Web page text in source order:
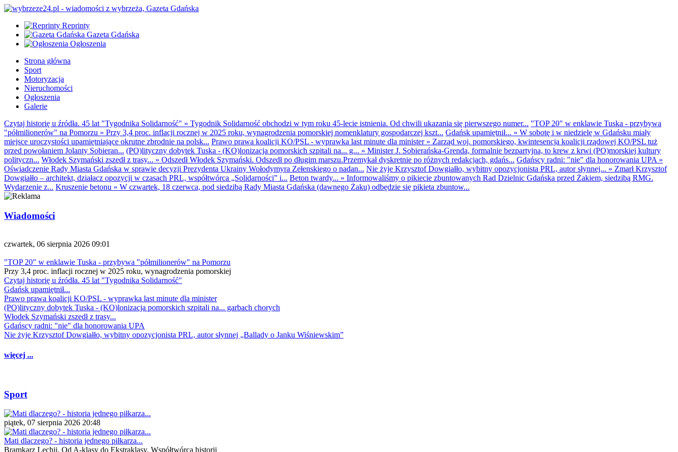
Reprinty
Gazeta Gdańska
Ogłoszenia
Strona główna
Sport
Motoryzacja
Nieruchomości
Ogłoszenia
Galerie
Czytaj historię u źródła. 45 lat "Tygodnika Solidarność" » Tygodnik Solidarność obchodzi w tym roku 45-lecie istnienia. Od chwili ukazania się pierwszego numer... "TOP 20" w enklawie Tuska - przybywa
"półmilionerów" na Pomorzu » Przy 3,4 proc. inflacji rocznej w 2025 roku, wynagrodzenia pomorskiej nomenklatury gospodarczej kszt... Gdańsk upamiętnił... » W sobotę i w niedzielę w Gdańsku miały
miejsce uroczystości upamiętniające okrutne zbrodnie na polsk... Prawo prawa koalicji KO/PSL - wyprawka last minute dla minister» Zarząd woj. pomorskiego, kwintesencja koalicji rządowej KO/PSL tuż
przed powołaniem Jolanty Sobieran... (PO)lityczny dobytek Tuska - (KO)lonizacja pomorskich szpitali na... g... » Minister J. Sobierańska-Grenda, formalnie bezpartyjna, to krew z krwi (PO)morskiej kultury
polityczn... Włodek Szymański zszedł z trasy... » Odszedł Włodek Szymański. Odszedł po długim marszu.Przemykał dyskretnie po różnych redakcjach, gdańs... Gdańscy radni: "nie" dla honorowania UPA »
Oświadczenie Rady Miasta Gdańska w sprawie decyzji Prezydenta Ukrainy Wołodymyra Zełenskiego o nadan... Nie żyje Krzysztof Dowgiałło, wybitny opozycjonista PRL, autor słynnej... » Zmarł Krzysztof
Dowgiałło – architekt, działacz opozycji w czasach PRL, współtwórca „Solidarności” i... Beton twardy... » Informowaliśmy o pikiecie zbuntowanych Rad Dzielnic Gdańska przed Żakiem, siedzibą RMG.
Wydarzenie z... Kruszenie betonu » W czwartek, 18 czerwca, pod siedzibą Rady Miasta Gdańska (dawnego Żaku) odbędzie się pikieta zbuntow...
Wiadomości
czwartek, 06 sierpnia 2026 09:01
"TOP 20" w enklawie Tuska - przybywa "półmilionerów" na Pomorzu
Przy 3,4 proc. inflacji rocznej w 2025 roku, wynagrodzenia pomorskiej
Czytaj historię u źródła. 45 lat "Tygodnika Solidarność"
Gdańsk upamiętnił...
Prawo prawa koalicji KO/PSL - wyprawka last minute dla minister
(PO)lityczny dobytek Tuska - (KO)lonizacja pomorskich szpitali na... garbach chorych
Włodek Szymański zszedł z trasy...
Gdańscy radni: "nie" dla honorowania UPA
Nie żyje Krzysztof Dowgiałło, wybitny opozycjonista PRL, autor słynnej „Ballady o Janku Wiśniewskim”
więcej ...
Sport
piątek, 07 sierpnia 2026 20:48
Mati dlaczego? - historia jednego piłkarza...
Bramkarz Lechii. Od A-klasy do Ekstraklasy. Współtwórca historii